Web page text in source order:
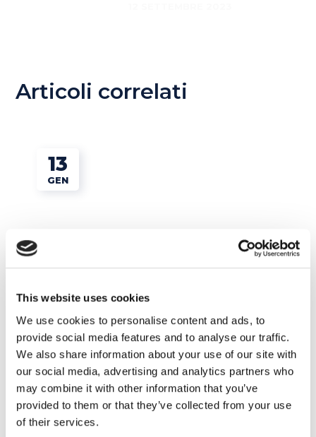
This website uses cookies
We use cookies to personalise content and ads, to
provide social media features and to analyse our traffic.
We also share information about your use of our site with
our social media, advertising and analytics partners who
may combine it with other information that you’ve
provided to them or that they’ve collected from your use
of their services.
Articoli correlati
13
GEN
Lavoro
14 trucchi per fare la valigia